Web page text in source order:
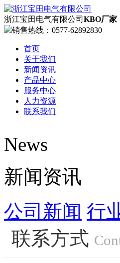
浙江宝田电气有限公司 KBO厂家
销售热线： 0577-62892830
首页
关于我们
新闻资讯
产品中心
服务中心
人力资源
联系我们
了解更多
资质荣誉
企业文化
浙江宝田电气有限公司坐落于
News
新闻资讯
公司新闻 行
联系方式